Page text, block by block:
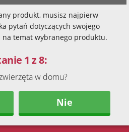
produkt, musisz najpierw
pytań dotyczących swojego
temat wybranego produktu.
1 z 8:
w domu?
Nie